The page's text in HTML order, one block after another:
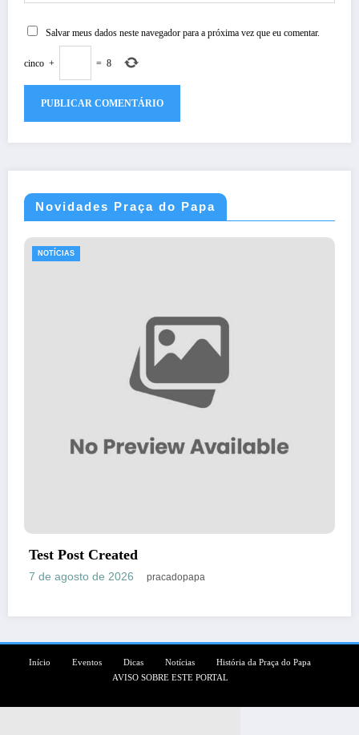
Salvar meus dados neste navegador para a próxima vez que eu comentar.
cinco + = 8
Novidades Praça do Papa
onlyfam free guide: safe access,
mobile experience
Dicas Notícias
História da Praça do Papa